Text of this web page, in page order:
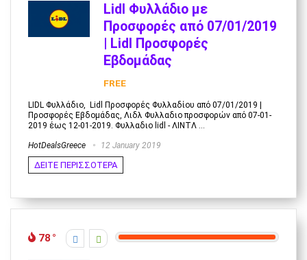
Lidl Φυλλάδιο με
Προσφορές από 07/01/2019
| Lidl Προσφορές
Εβδομάδας
FREE
LIDL Φυλλάδιο, Lidl Προσφορές Φυλλαδίου από 07/01/2019 |
Προσφορές Εβδομάδας, Λιδλ Φυλλαδιο προσφορών από 07-01-
2019 έως 12-01-2019. Φυλλαδιο lidl - ΛΙΝΤΛ ...
HotDealsGreece 12 January 2019
ΔΕΙΤΕ ΠΕΡΙΣΣΟΤΕΡΑ
78